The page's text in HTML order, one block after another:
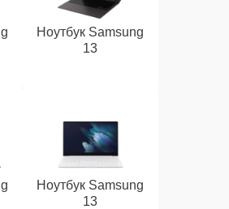
Ноутбук Samsung
13
Ноутбук Samsung
13